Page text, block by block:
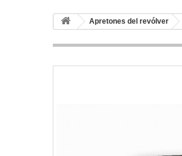
Apretones del revólver